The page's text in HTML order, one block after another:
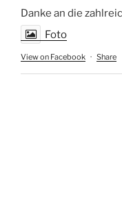
Danke an die
Foto
View on Facebook · Share